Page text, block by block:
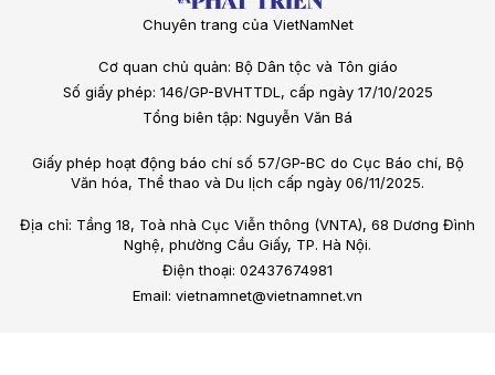
Chuyên trang của VietNamNet
Cơ quan chủ quản: Bộ Dân tộc và Tôn giáo
Số giấy phép: 146/GP-BVHTTDL, cấp ngày 17/10/2025
Tổng biên tập: Nguyễn Văn Bá
Giấy phép hoạt động báo chí số 57/GP-BC do Cục Báo chí, Bộ
Văn hóa, Thể thao và Du lịch cấp ngày 06/11/2025.
Địa chỉ: Tầng 18, Toà nhà Cục Viễn thông (VNTA), 68 Dương Đình
Nghệ, phường Cầu Giấy, TP. Hà Nội.
Điện thoại: 02437674981
Email: vietnamnet@vietnamnet.vn